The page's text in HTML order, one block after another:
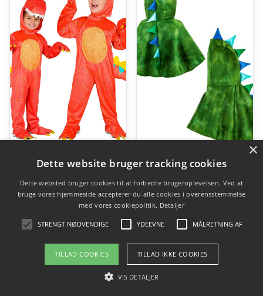
Rød Dinosaur Børnekostume
Gå til shop
kr.129,00
Gå til shop
×
Dette website bruger tracking cookies
Dette websted bruger cookies til at forbedre brugeroplevelsen. Ved at
bruge vores hjemmeside accepterer du alle cookies i overensstemmelse
med vores cookiepolitik. Detaljer
STRENGT NØDVENDIGE YDEEVNE MÅLRETNING AF
TILLAD COOKIES TILLAD IKKE COOKIES
VIS DETALJER